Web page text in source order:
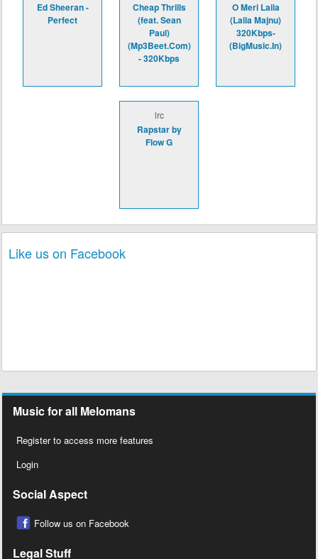
Ed Sheeran -
Perfect
Cheap Thrills
(feat. Sean
Paul)
(Mp3Beet.Com)
- 320Kbps
O Meri Laila
(Laila Majnu)
320Kbps-
(BigMusic.In)
lrc
Rapstar by
Flow G
Like us on Facebook
Music for all Melomans
Register to access more features
Login
Social Aspect
Follow us on Facebook
Legal Stuff